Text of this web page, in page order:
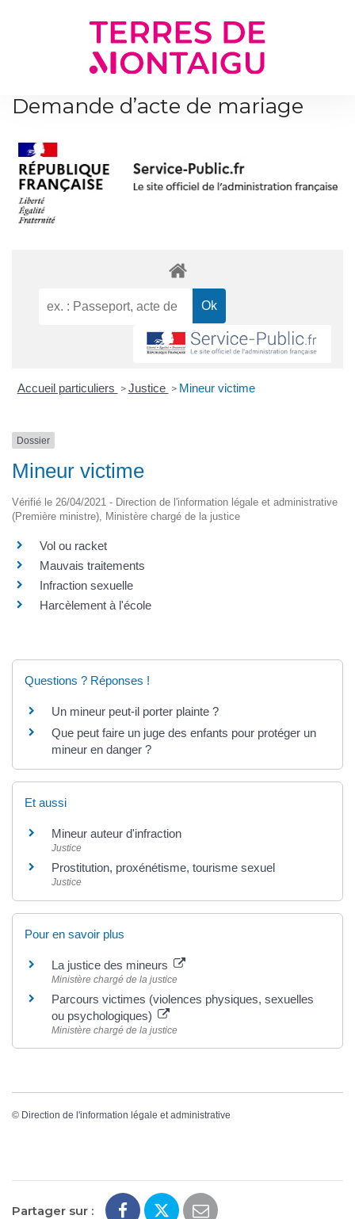
Demande d’acte de mariage
Accueil particuliers > Justice > Mineur victime
Dossier
Mineur victime
Vérifié le 26/04/2021 - Direction de l'information légale et administrative
(Première ministre), Ministère chargé de la justice
Vol ou racket
Mauvais traitements
Infraction sexuelle
Harcèlement à l'école
Questions ? Réponses !
Un mineur peut-il porter plainte ?
Que peut faire un juge des enfants pour protéger un
mineur en danger ?
Et aussi
Mineur auteur d'infraction
Justice
Prostitution, proxénétisme, tourisme sexuel
Justice
Pour en savoir plus
La justice des mineurs
Ministère chargé de la justice
Parcours victimes (violences physiques, sexuelles
ou psychologiques)
Ministère chargé de la justice
© Direction de l'information légale et administrative
Partager sur :